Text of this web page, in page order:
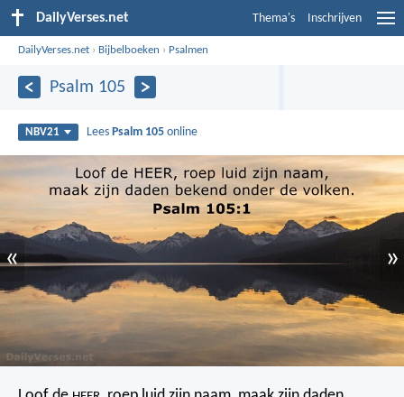
DailyVerses.net Thema's Inschrijven
DailyVerses.net › Bijbelboeken › Psalmen
Psalm 105
NBV21 Lees Psalm 105 online
« »